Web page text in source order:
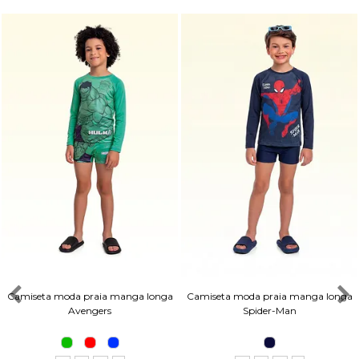
Camiseta moda praia manga longa
Avengers
Camiseta moda praia manga longa
Spider-Man